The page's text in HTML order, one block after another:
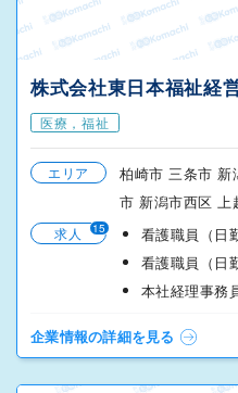
株式会社東日本福祉経
医療，福祉
エリア
柏崎市 三条市 新
市 新潟市西区 上
求人 15
本社経理事務
企業情報の詳細を見る